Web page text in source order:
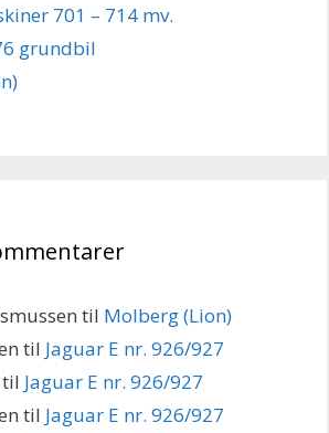
701 – 714 mv.
grundbil
til Molberg (Lion)
til Jaguar E nr. 926/927
til Jaguar E nr. 926/927
til Jaguar E nr. 926/927